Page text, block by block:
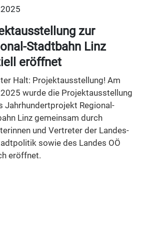
zur
Stadtbahn Linz
eröffnet
Halt: Projektausstellung! Am
wurde die Projektausstellung
Jahrhundertprojekt Regional-
Linz gemeinsam durch
und Vertreter der Landes-
sowie des Landes OÖ
eröffnet.